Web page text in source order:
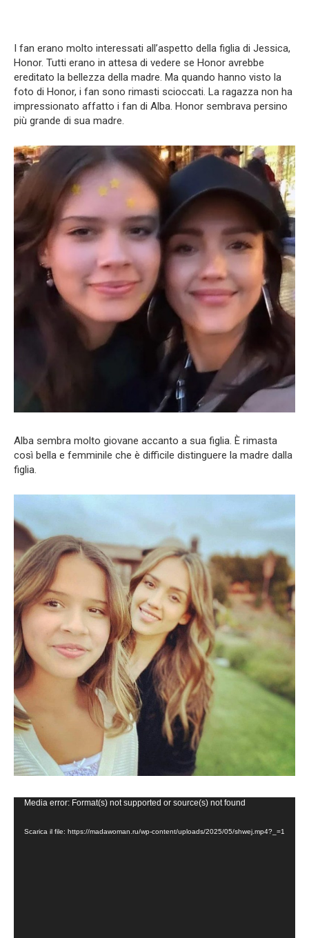
I fan erano molto interessati all’aspetto della figlia di Jessica,
Honor. Tutti erano in attesa di vedere se Honor avrebbe
ereditato la bellezza della madre. Ma quando hanno visto la
foto di Honor, i fan sono rimasti scioccati. La ragazza non ha
impressionato affatto i fan di Alba. Honor sembrava persino
più grande di sua madre.
Alba sembra molto giovane accanto a sua figlia. È rimasta
così bella e femminile che è difficile distinguere la madre dalla
figlia.
Video
Media error: Format(s) not supported or source(s) not found
Scarica il file: https://madawoman.ru/wp-content/uploads/2025/05/shwej.mp4?_=1